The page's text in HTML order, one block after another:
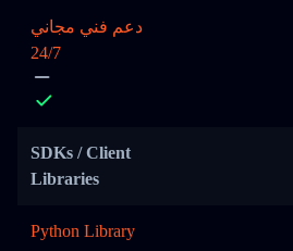
دعم فني مجاني
24/7
SDKs / Client
Libraries
Python Library